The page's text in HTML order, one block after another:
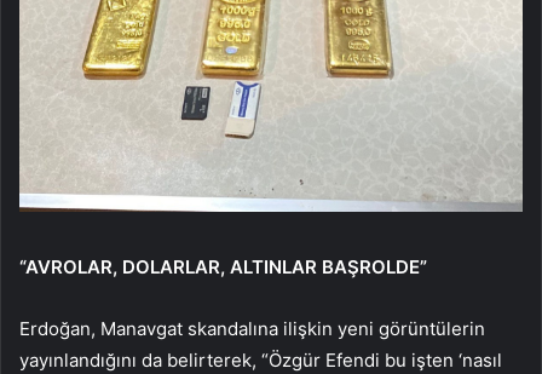
“AVROLAR, DOLARLAR, ALTINLAR BAŞROLDE”
Erdoğan, Manavgat skandalına ilişkin yeni görüntülerin
yayınlandığını da belirterek, “Özgür Efendi bu işten ‘nasıl